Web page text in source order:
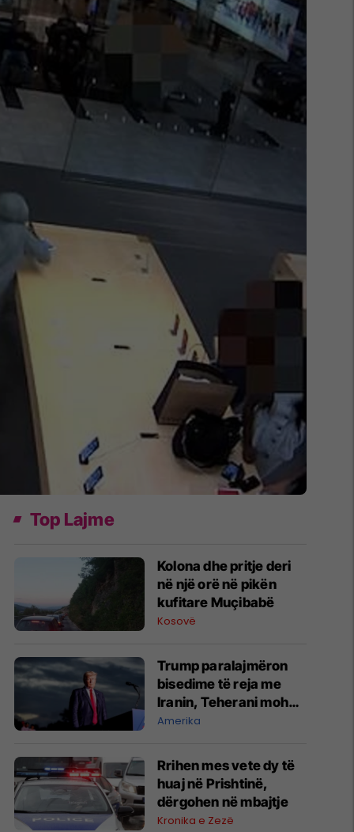
Top Lajme
Kolona dhe pritje deri
në një orë në pikën
kufitare Muçibabë
Kosovë
Trump paralajmëron
bisedime të reja me
Iranin, Teherani mohon
se ka negociata
Amerika
Rrihen mes vete dy të
huaj në Prishtinë,
dërgohen në mbajtje
Kronika e Zezë